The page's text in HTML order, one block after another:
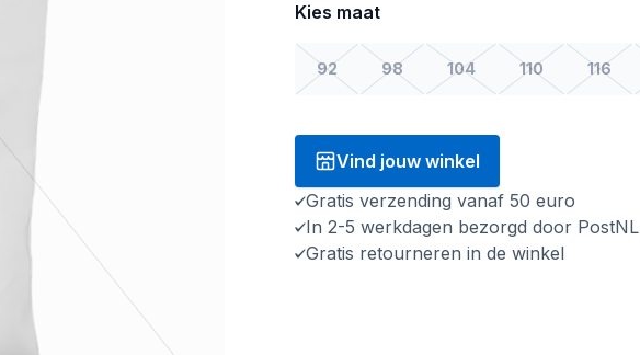
Kies maat
92 98 104 110 116
Vind jouw winkel
Gratis verzending vanaf 50 euro
In 2-5 werkdagen bezorgd door PostNL
Gratis retourneren in de winkel